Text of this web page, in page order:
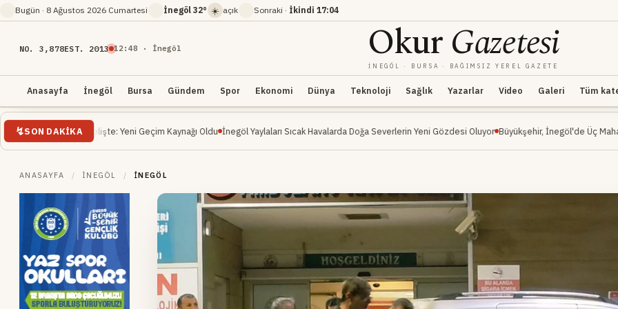
Bugün · 8 Ağustos 2026 Cumartesi İnegöl 32° ☀️ açık Sonraki · İkindi 17:04
NO. 3,878EST. 2013 12 :48 · İnegöl OkurGazetesi
İNEGÖL · BURSA · BAĞIMSIZ YEREL GAZETE
Anasayfa İnegöl Bursa Gündem Spor Ekonomi Dünya Teknoloji Sağlık Yazarlar Video Galeri Tüm
SON DAKIKA
Yeni Geçim Kaynağı Oldu İnegöl Yaylaları Sıcak Havalarda Doğa Severlerin Yeni Gözdesi Oluyor Büyükşehir, İnegöl'de Üç Mahalleyi Kapsayan
ANASAYFA / İNEGÖL / İNEGÖL